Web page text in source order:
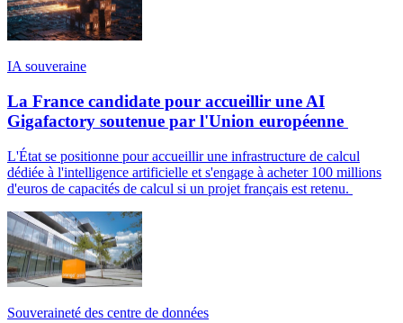
IA souveraine
La France candidate pour accueillir une AI
Gigafactory soutenue par l'Union européenne
L'État se positionne pour accueillir une infrastructure de calcul
dédiée à l'intelligence artificielle et s'engage à acheter 100 millions
d'euros de capacités de calcul si un projet français est retenu.
Souveraineté des centre de données